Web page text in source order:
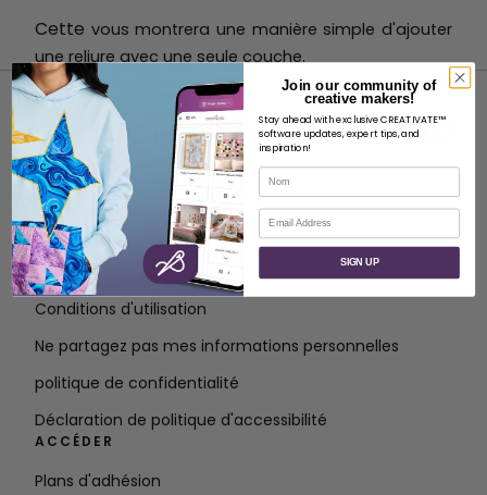
Cette vous montrera une manière simple d'ajouter
une reliure avec une seule couche.
À PROPOS
À propos de SVP Worldwide
Contact
Conditions d'utilisation
Ne partagez pas mes informations personnelles
politique de confidentialité
Déclaration de politique d'accessibilité
ACCÉDER
Plans d'adhésion
Join our community of
creative makers!
Stay ahead with exclusive CREATIVATE™
software updates, expert tips, and
inspiration!
Nom
Courriel
SIGN UP